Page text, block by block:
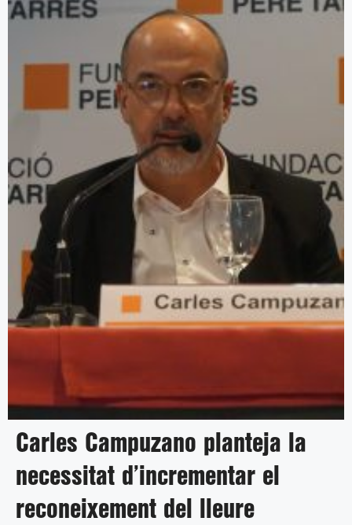
Carles Campuzano planteja la
necessitat d’incrementar el
reconeixement del lleure